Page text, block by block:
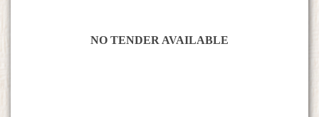
NO TENDER AVAILABLE